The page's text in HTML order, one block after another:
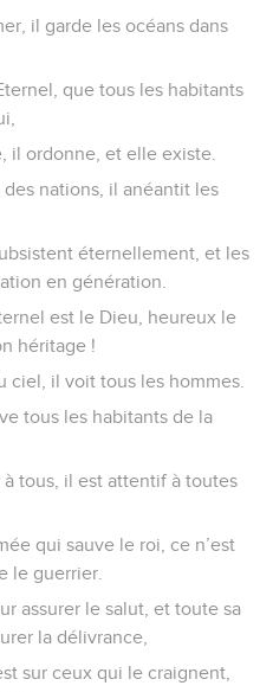
il garde les océans dans
que tous les habitants
il ordonne, et elle existe.
des nations, il anéantit les
éternellement, et les
en génération.
est le Dieu, heureux le
héritage !
ciel, il voit tous les hommes.
tous les habitants de la
tous, il est attentif à toutes
qui sauve le roi, ce n’est
le guerrier.
assurer le salut, et toute sa
la délivrance,
sur ceux qui le craignent,